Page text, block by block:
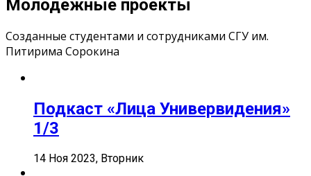
Молодежные проекты
Созданные студентами и сотрудниками СГУ им.
Питирима Сорокина
Подкаст «Лица Универвидения»
1/3
14 Ноя 2023, Вторник